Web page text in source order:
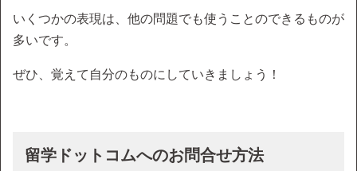
いくつかの表現は、他の問題でも使うことのできるものが
多いです。
ぜひ、覚えて自分のものにしていきましょう！
留学ドットコムへのお問合せ方法